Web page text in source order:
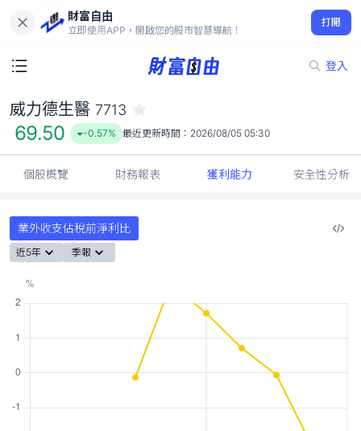
財富自由
立即使用APP，開啟您的股市智慧導航！
打開
登入
69.50
-0.57%
威力德生醫 7713
69.50 -0.57% 最近更新時間： 2026/08/05 05:30
個股概覽 財務報表 獲利能力 安全性分析
業外收支佔稅前淨利比
近5年 季報